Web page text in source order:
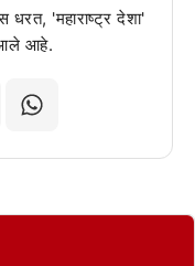
धरत, 'महाराष्ट्र देशा'
आले आहे.